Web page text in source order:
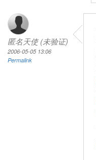
匿名天使 (未验证)
2006-05-05 13:06
Permalink